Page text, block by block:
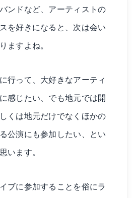
ンドなど、アーティストの
を好きになると、次は会い
ますよね。
行って、大好きなアーティ
感じたい、でも地元では開
くは地元だけでなくほかの
公演にも参加したい、とい
います。
ブに参加することを俗にラ